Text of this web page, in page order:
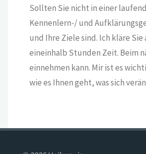
Sollten Sie nicht in einer
Kennenlern-/ und
und Ihre Ziele sind. Ich kläre
eineinhalb Stunden Zeit. Beim
einnehmen kann. Mir ist es
wie es Ihnen geht, was sich